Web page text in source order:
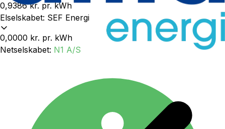
0,9386 kr. pr. kWh
Elselskabet: SEF Energi
0,0000 kr. pr. kWh
Netselskabet: N1 A/S